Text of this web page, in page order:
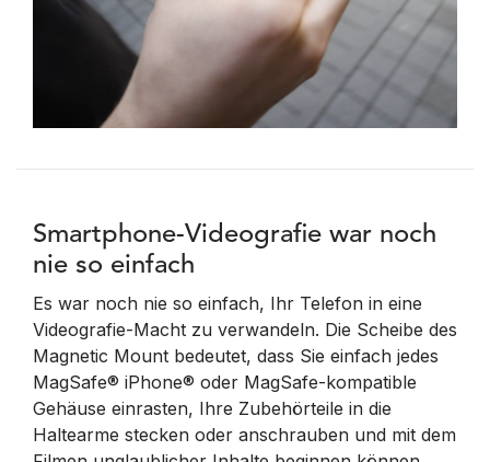
Smartphone-Videografie war noch
nie so einfach
Es war noch nie so einfach, Ihr Telefon in eine
Videografie-Macht zu verwandeln. Die Scheibe des
Magnetic Mount bedeutet, dass Sie einfach jedes
MagSafe® iPhone® oder MagSafe-kompatible
Gehäuse einrasten, Ihre Zubehörteile in die
Haltearme stecken oder anschrauben und mit dem